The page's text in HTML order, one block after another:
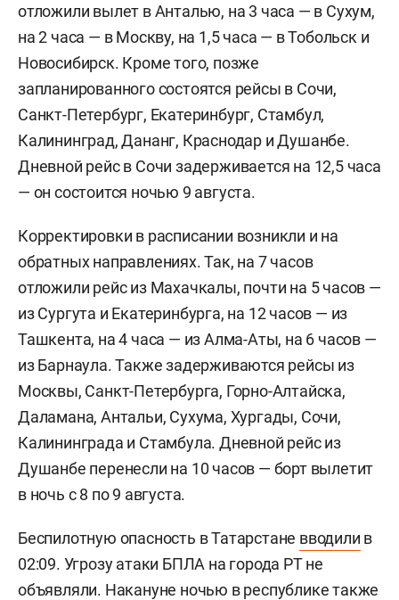
отложили вылет в Анталью, на 3 часа — в Сухум,
на 2 часа — в Москву, на 1,5 часа — в Тобольск и
Новосибирск. Кроме того, позже
запланированного состоятся рейсы в Сочи,
Санкт-Петербург, Екатеринбург, Стамбул,
Калининград, Дананг, Краснодар и Душанбе.
Дневной рейс в Сочи задерживается на 12,5 часа
— он состоится ночью 9 августа.
Корректировки в расписании возникли и на
обратных направлениях. Так, на 7 часов
отложили рейс из Махачкалы, почти на 5 часов —
из Сургута и Екатеринбурга, на 12 часов — из
Ташкента, на 4 часа — из Алма-Аты, на 6 часов —
из Барнаула. Также задерживаются рейсы из
Москвы, Санкт-Петербурга, Горно-Алтайска,
Даламана, Антальи, Сухума, Хургады, Сочи,
Калининграда и Стамбула. Дневной рейс из
Душанбе перенесли на 10 часов — борт вылетит
в ночь с 8 по 9 августа.
Беспилотную опасность в Татарстане вводили в
02:09. Угрозу атаки БПЛА на города РТ не
объявляли. Накануне ночью в республике также